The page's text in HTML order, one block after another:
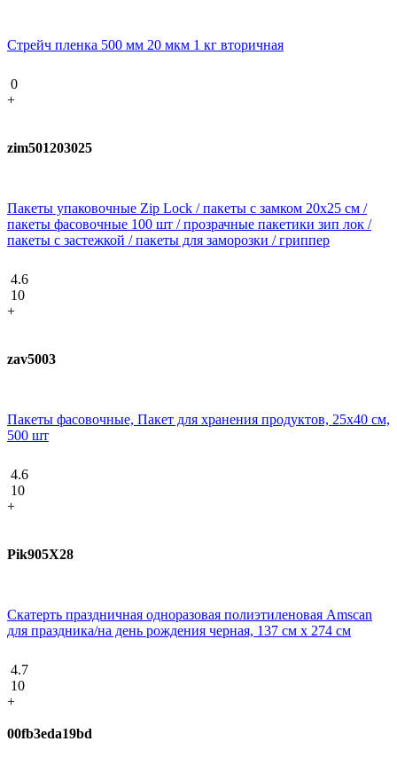
Стрейч пленка 500 мм 20 мкм 1 кг вторичная
0
+
zim501203025
Пакеты упаковочные Zip Lock / пакеты с замком 20х25 см /
пакеты фасовочные 100 шт / прозрачные пакетики зип лок /
пакеты с застежкой / пакеты для заморозки / гриппер
4.6
10
+
zav5003
Пакеты фасовочные, Пакет для хранения продуктов, 25х40 см,
500 шт
4.6
10
+
Pik905X28
Скатерть праздничная одноразовая полиэтиленовая Amscan
для праздника/на день рождения черная, 137 см х 274 см
4.7
10
+
00fb3eda19bd